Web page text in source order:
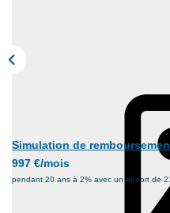
Simulation de
997 €/mois
pendant 20 ans à 2% avec un apport de